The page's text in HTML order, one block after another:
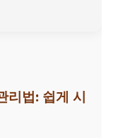
리법: 쉽게 시